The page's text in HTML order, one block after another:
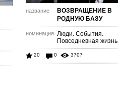
название
ВОЗВРАЩЕНИЕ В
РОДНУЮ БАЗУ
номинация Люди. События.
Повседневная жизнь
20 0 3707